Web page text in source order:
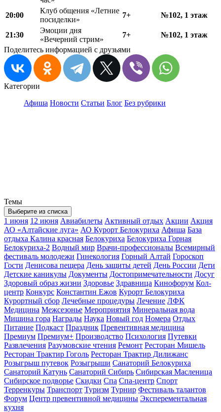
20:00
Клуб общения «Летние
посиделки»
7+ №102, 1 этаж
21:30
Эмоции дня
«Вечерний стрим»
7+
№102, 1 этаж
Поделитесь информацией с друзьями
Категории
Афиша Новости Статьи Блог Без рубрики
Темы
Выберите из списка
1 июня 12 июня Авиабилеты Активный отдых Акции Акция
АО «Алтайские луга» АО Курорт Белокуриха Афиша База
отдыха Калина красная Белокуриха Белокуриха Горная
Белокуриха-2 Водный мир Врачи-профессионалы Всемирный
фестиваль молодежи Гинекология Горный Алтай Гороскоп
Гости Денисова пещера День защиты детей День России Дети
Детские каникулы Документы Достопримечательности Досуг
Здоровый образ жизни Здоровье Здравница Кинофорум Кол-
центр Конкурс Константин Ежов Курорт Белокуриха
Курортный сбор Лечебные процедуры Лечение ЛФК
Медицина Межсезонье Мероприятия Минеральная вода
Мишина гора Награды Наука Новый год Номера Отдых
Питание Подкаст Праздник Превентивная медицина
Премиум Премиум+ Производство Психология Путевки
Развлечения Разумовские чтения Ремонт Ресторан Мишель
Ресторан Трактир Гоголь Ресторан Трактир Дилижанс
Розыгрыш путевок Розыгрыши Санаторий Белокуриха
Санаторий Катунь Санаторий Сибирь Сибирская Масленица
Сибирское подворье Скидки Спа Спа-центр Спорт
Терренкуры Транспорт Туризм Турнир Фестиваль талантов
Форум Центр превентивной медицины Эксперементальная
кухня